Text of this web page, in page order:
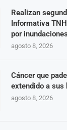
Realizan
Informativa
por
agosto 8, 2026
Cáncer que
extendido a sus
agosto 8, 2026